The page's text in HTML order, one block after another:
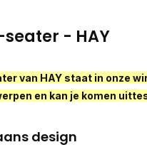
- HAY
van HAY staat in onze
en kan je komen
design